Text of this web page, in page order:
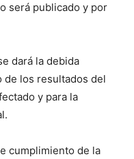
será publicado y por
dará la debida
de los resultados del
y para la
cumplimiento de la